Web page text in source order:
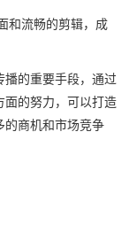
和流畅的剪辑，成
播的重要手段，通过
面的努力，可以打造
的商机和市场竞争